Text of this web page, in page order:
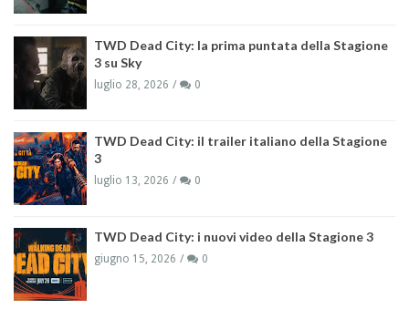
TWD Dead City: la prima puntata della Stagione
3 su Sky
luglio 28, 2026 0
TWD Dead City: il trailer italiano della Stagione
3
luglio 13, 2026 0
TWD Dead City: i nuovi video della Stagione 3
giugno 15, 2026 0